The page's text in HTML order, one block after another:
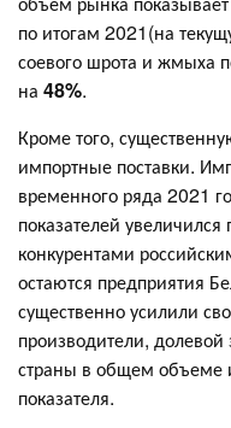
по итогам 2021(на
соевого шрота и жмыха
на 48%.
Кроме того,
импортные поставки.
временного ряда 2021
показателей увеличился
конкурентами
остаются предприятия
существенно усилили
производители, долевой
страны в общем объеме
показателя.